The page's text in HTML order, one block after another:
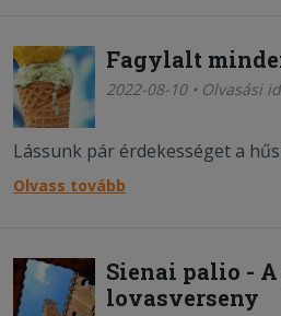
Fagylalt
2022-08-10 • Olvasási
Lássunk pár érdekességet a
Olvass tovább
Sienai palio -
lovasverseny